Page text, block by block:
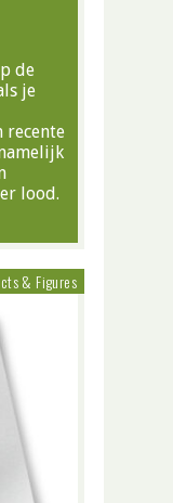
de
je
recente
lood.
& Figures